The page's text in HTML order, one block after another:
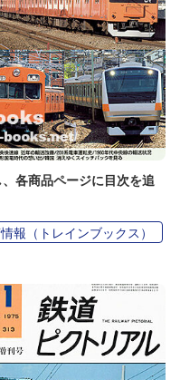
各商品ページに目次を追
報（トレインブックス）